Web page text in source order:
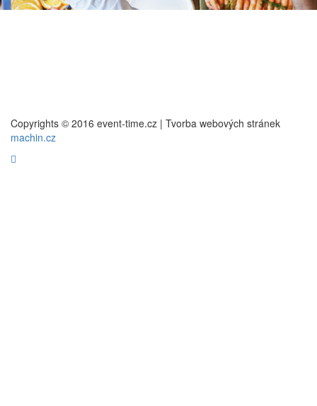
Copyrights © 2016 event-time.cz | Tvorba webových stránek
machin.cz